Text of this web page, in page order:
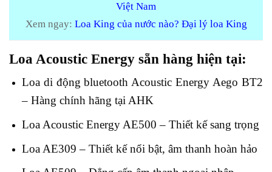
Việt Nam
Xem ngay: Loa King của nước nào? Đại lý loa King
Loa Acoustic Energy sẵn hàng hiện tại:
Loa di động bluetooth Acoustic Energy Aego BT2
– Hàng chính hãng tại AHK
Loa Acoustic Energy AE500 – Thiết kế sang trọng
Loa AE309 – Thiết kế nổi bật, âm thanh hoàn hảo